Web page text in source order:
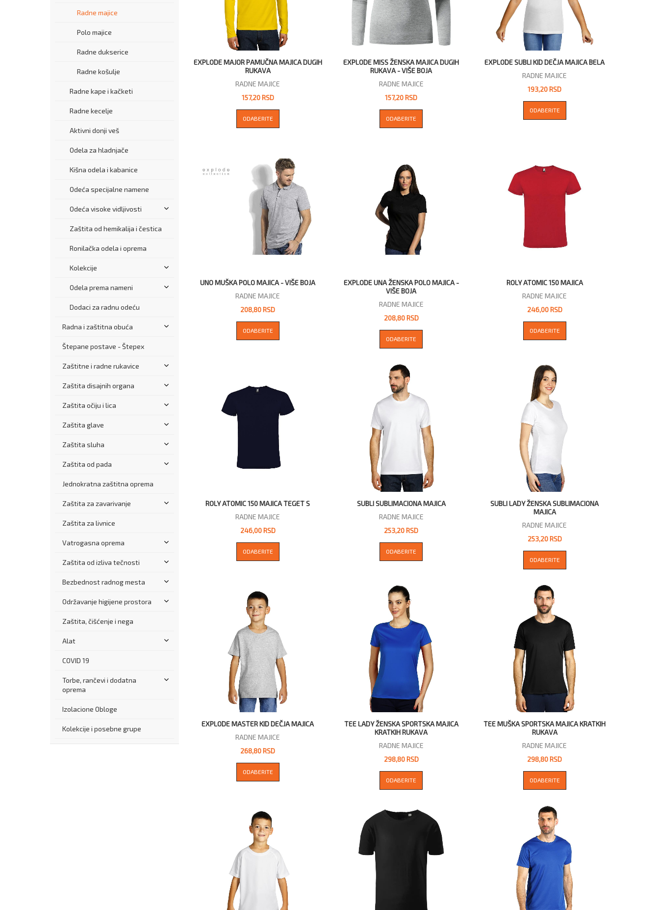
Radne majice
Polo majice
Radne dukserice
Radne košulje
Radne kape i kačketi
Radne kecelje
Aktivni donji veš
Odela za hladnjače
Kišna odela i kabanice
Odeća specijalne namene
Odeća visoke vidljivosti
Zaštita od hemikalija i čestica
Ronilačka odela i oprema
Kolekcije
Odela prema nameni
Dodaci za radnu odeću
Radna i zaštitna obuća
Štepane postave - Štepex
Zaštitne i radne rukavice
Zaštita disajnih organa
Zaštita očiju i lica
Zaštita glave
Zaštita sluha
Zaštita od pada
Jednokratna zaštitna oprema
Zaštita za zavarivanje
Zaštita za livnice
Vatrogasna oprema
Zaštita od izliva tečnosti
Bezbednost radnog mesta
Održavanje higijene prostora
Zaštita, čišćenje i nega
Alat
COVID 19
Torbe, rančevi i dodatna
oprema
Izolacione Obloge
Kolekcije i posebne grupe
EXPLODE MAJOR PAMUČNA MAJICA DUGIH
RUKAVA
RADNE MAJICE
157,20 RSD
ODABERITE
EXPLODE MISS ŽENSKA MAJICA DUGIH
RUKAVA - VIŠE BOJA
RADNE MAJICE
157,20 RSD
ODABERITE
EXPLODE SUBLI KID DEČJA MAJICA BELA
RADNE MAJICE
193,20 RSD
ODABERITE
UNO MUŠKA POLO MAJICA - VIŠE BOJA
RADNE MAJICE
208,80 RSD
ODABERITE
EXPLODE UNA ŽENSKA POLO MAJICA -
VIŠE BOJA
RADNE MAJICE
208,80 RSD
ODABERITE
ROLY ATOMIC 150 MAJICA
RADNE MAJICE
246,00 RSD
ODABERITE
ROLY ATOMIC 150 MAJICA TEGET S
RADNE MAJICE
246,00 RSD
ODABERITE
SUBLI SUBLIMACIONA MAJICA
RADNE MAJICE
253,20 RSD
ODABERITE
SUBLI LADY ŽENSKA SUBLIMACIONA
MAJICA
RADNE MAJICE
253,20 RSD
ODABERITE
EXPLODE MASTER KID DEČJA MAJICA
RADNE MAJICE
268,80 RSD
ODABERITE
TEE LADY ŽENSKA SPORTSKA MAJICA
KRATKIH RUKAVA
RADNE MAJICE
298,80 RSD
ODABERITE
TEE MUŠKA SPORTSKA MAJICA KRATKIH
RUKAVA
RADNE MAJICE
298,80 RSD
ODABERITE